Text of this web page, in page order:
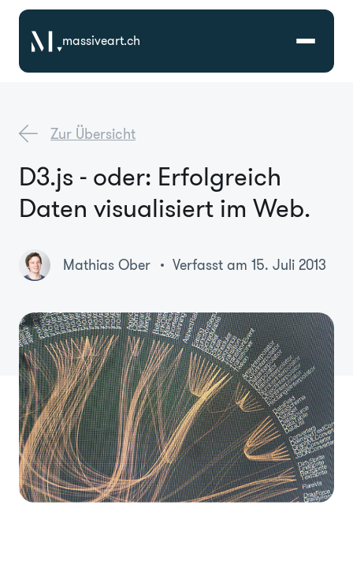
massiveart.ch
Referenzen
Branchen
Über Uns
Zur Übersicht
D3.js - oder: Erfolgreich
Daten visualisiert im Web.
Mathias Ober Verfasst am 15. Juli 2013